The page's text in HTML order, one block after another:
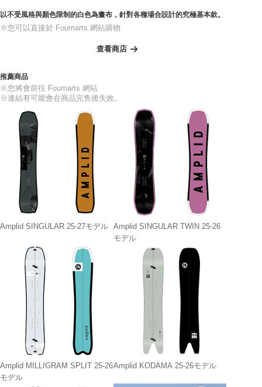
以不受風格與顏色限制的白色為畫布，針對各種場合設計的究極基本款。
※您可以直接於 Foumarts 網站購物
查看商店
推薦商品
※您將會前往 Foumarts 網站
※連結有可能會在商品完售後失效。
Amplid SINGULAR 25-27モデル Amplid SINGULAR TWIN 25-26
モデル
Amplid MILLIGRAM SPLIT 25-26
モデル
Amplid KODAMA 25-26モデル